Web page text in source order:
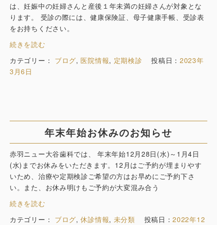
は、妊娠中の妊婦さんと産後１年未満の妊婦さんが対象とな
ります。 受診の際には、健康保険証、母子健康手帳、受診表
をお持ちください。
続きを読む
カテゴリー： ブログ, 医院情報, 定期検診 投稿日：2023年
3月6日
年末年始お休みのお知らせ
赤羽ニュー大谷歯科では、 年末年始12月28日(水)～1月4日
(水)までお休みをいただきます。12月はご予約が埋まりやす
いため、治療や定期検診ご希望の方はお早めにご予約下さ
い。また、お休み明けもご予約が大変混み合う
続きを読む
カテゴリー： ブログ,休診情報, 未分類 投稿日：2022年12